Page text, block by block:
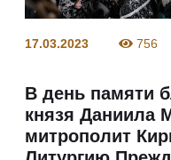
17.03.2023 756
В день памяти
князя Даниила
митрополит